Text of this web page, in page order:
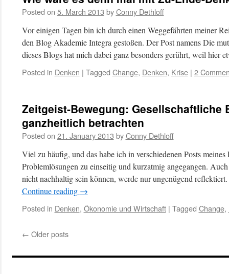
Posted on 5. March 2013 by Conny Dethloff
Vor einigen Tagen bin ich durch einen Weggefährten meiner
den Blog Akademie Integra gestoßen. Der Post namens Die
dieses Blogs hat mich dabei ganz besonders gerührt, weil hier
Posted in Denken | Tagged Change, Denken, Krise | 2
Zeitgeist-Bewegung: Gesellschaftliche
ganzheitlich betrachten
Posted on 21. January 2013 by Conny Dethloff
Viel zu häufig, und das habe ich in verschiedenen Posts
Problemlösungen zu einseitig und kurzatmig angegangen.
nicht nachhaltig sein können, werde nur ungenügend
Continue reading →
Posted in Denken, Ökonomie und Wirtschaft | Tagged Change,
← Older posts